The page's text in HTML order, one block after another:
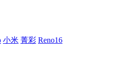
小米 菁彩 Reno16